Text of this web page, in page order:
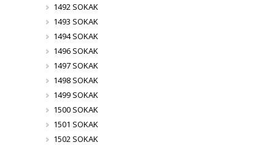
1492 SOKAK
1493 SOKAK
1494 SOKAK
1496 SOKAK
1497 SOKAK
1498 SOKAK
1499 SOKAK
1500 SOKAK
1501 SOKAK
1502 SOKAK